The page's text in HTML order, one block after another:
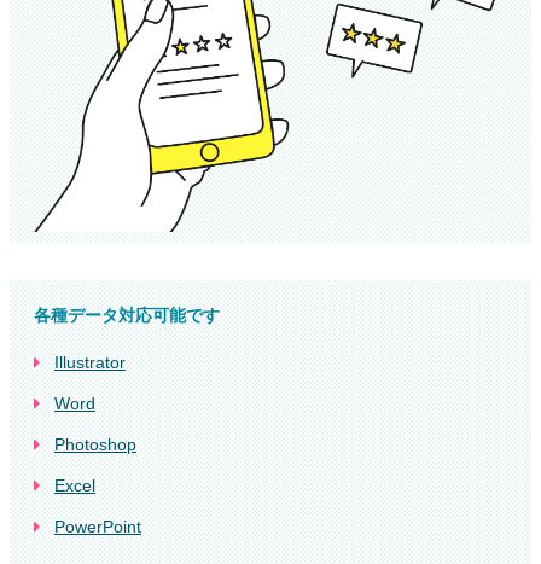
各種データ対応可能です
Illustrator
Word
Photoshop
Excel
PowerPoint